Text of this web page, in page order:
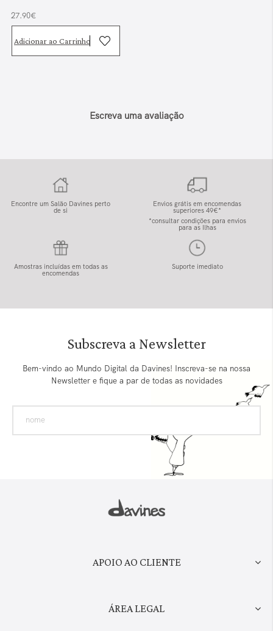
27.90€
Adicionar ao Carrinho
Escreva uma avaliação
Encontre um Salão Davines perto
de si
Envios grátis em encomendas
superiores 49€*
*consultar condições para envios
para as Ilhas
Amostras incluídas em todas as
encomendas
Suporte imediato
Subscreva a Newsletter
Bem-vindo ao Mundo Digital da Davines! Inscreva-se na nossa
Newsletter e fique a par de todas as novidades
APOIO AO CLIENTE
ÁREA LEGAL